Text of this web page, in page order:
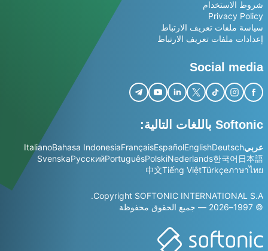
شروط الاستخدام
Privacy Policy
سياسة ملفات تعريف الارتباط
إعدادات ملفات تعريف الارتباط
Social media
Softonic باللغات التالية:
عربيDeutsch
English
Español
Français
Bahasa Indonesia
Italiano
日本語
한국어
Nederlands
Polski
Português
Русский
Svenska
ภาษาไทย
Türkçe
Tiếng Việt
中文
Copyright SOFTONIC INTERNATIONAL S.A.
© 1997–2026 — جميع الحقوق محفوظة